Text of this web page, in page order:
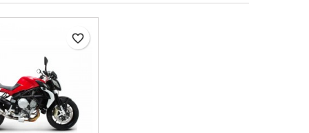
favorite_border